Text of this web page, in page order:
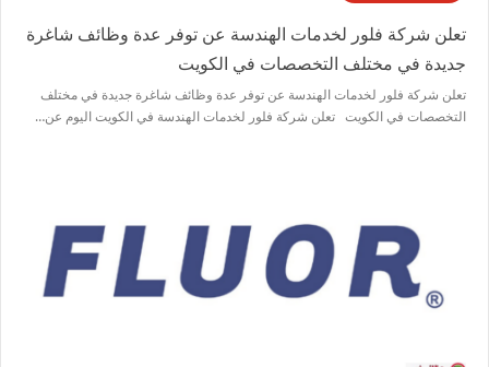
تعلن شركة فلور لخدمات الهندسة عن توفر عدة وظائف شاغرة
جديدة في مختلف التخصصات في الكويت
تعلن شركة فلور لخدمات الهندسة عن توفر عدة وظائف شاغرة جديدة في مختلف
التخصصات في الكويت تعلن شركة فلور لخدمات الهندسة في الكويت اليوم عن…